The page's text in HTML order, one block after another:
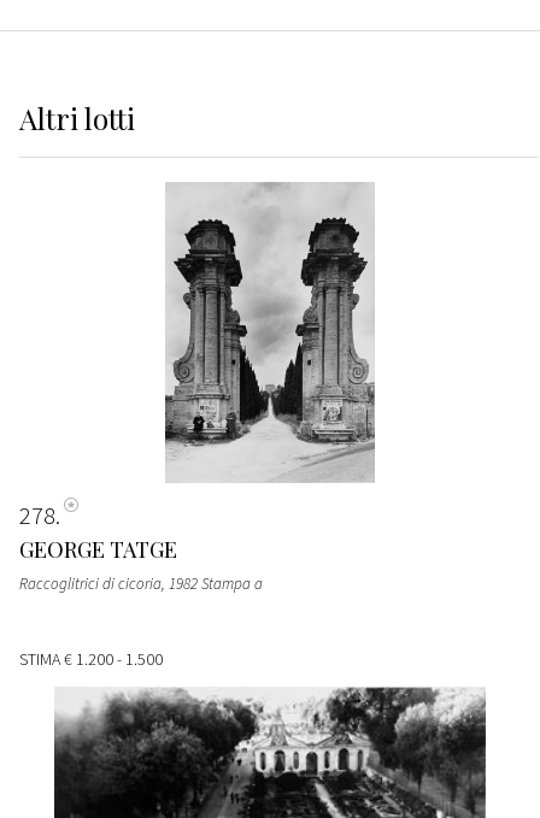
Altrilotti
278
GEORGE TATGE
Raccoglitrici di cicoria, 1982 Stampa a
STIMA€ 1.200 - 1.500